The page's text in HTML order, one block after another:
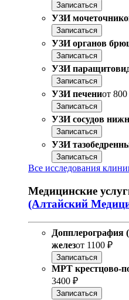
Записаться
УЗИ
Записаться
УЗИ органов
Записаться
УЗИ
Записаться
УЗИ печениот
Записаться
УЗИ сосудов
Записаться
УЗИ
Записаться
Все исследования
Медицинские
(Алтайский
Допплерография
железот 1100 ₽
Записаться
МРТ крестцово-
3400 ₽
Записаться